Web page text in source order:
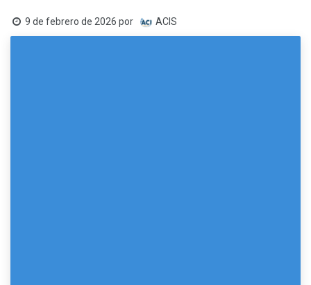
9 de febrero de 2026 por ACIS